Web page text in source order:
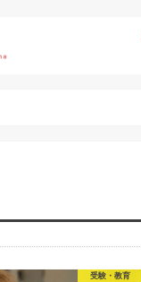
受験・教育